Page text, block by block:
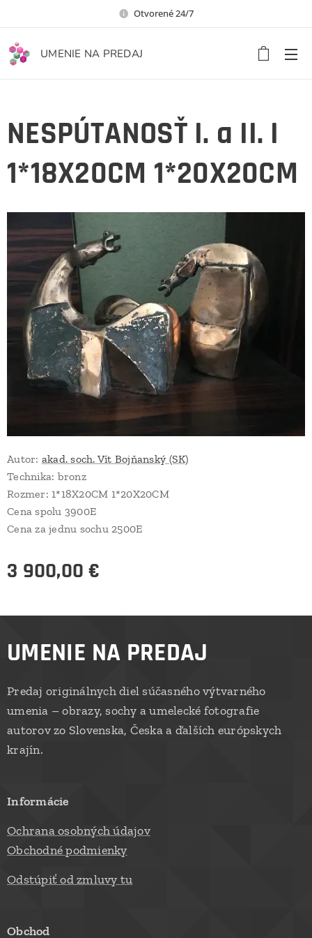
Otvorené 24/7
UMENIE NA PREDAJ
NESPÚTANOSŤ I. a II. I
1*18X20CM 1*20X20CM
Autor: akad. soch. Vít Bojňanský (SK)
Technika: bronz
Rozmer: 1*18X20CM 1*20X20CM
Cena spolu 3900E
Cena za jednu sochu 2500E
3 900,00 €
UMENIE NA PREDAJ
Predaj originálnych diel súčasného výtvarného
umenia – obrazy, sochy a umelecké fotografie
autorov zo Slovenska, Česka a ďalších európskych
krajín.
Informácie
Ochrana osobných údajov
Obchodné podmienky
Odstúpiť od zmluvy tu
Obchod